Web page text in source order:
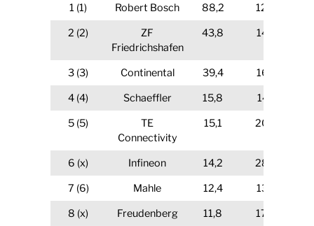
1 (1)
Robert Bosch 88,2
12.00
2 (2)
ZF
Friedrichshafen
43,8 14.32
3 (3) Continental 39,4
16.71
4 (4)
Schaeffler 15,8
14.13
5 (5)
TE
Connectivity
15,1 20.63
6 (x) Infineon 14,2
28.55
7 (6)
Mahle 12,4
13.73
8 (x)
Freudenberg 11,8
17.08